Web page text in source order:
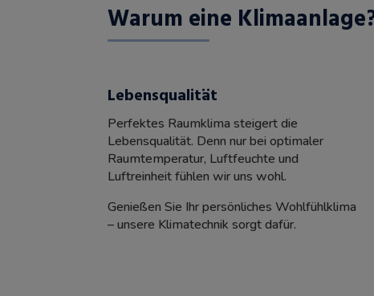
Warum eine
Lebensqualität
Perfektes Raumklima steigert die
Lebensqualität. Denn nur bei optimaler
Raumtemperatur, Luftfeuchte und
Luftreinheit fühlen wir uns wohl.
Genießen Sie Ihr persönliches Wohlfühlklima
– unsere Klimatechnik sorgt dafür.